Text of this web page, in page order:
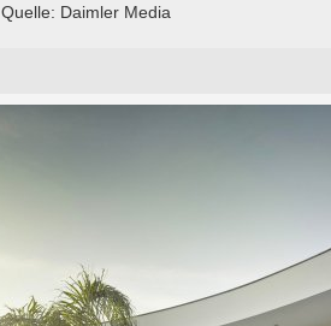
Quelle: Daimler Media